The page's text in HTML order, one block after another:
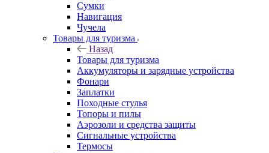
Сумки
Навигация
Чучела
Товары для туризма
Назад
Товары для туризма
Аккумуляторы и зарядные устройства
Фонари
Заплатки
Походные стулья
Топоры и пилы
Аэрозоли и средства защиты
Сигнальные устройства
Термосы